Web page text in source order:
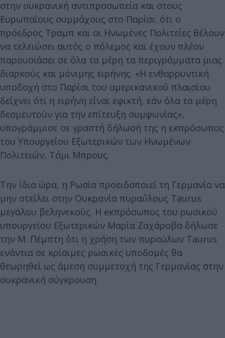
στην ουκρανική αντιπροσωπεία και στους
Ευρωπαίους συμμάχους στο Παρίσι: ότι ο
πρόεδρος Τραμπ και οι Ηνωμένες Πολιτείες θέλουν
να τελειώσει αυτός ο πόλεμος και έχουν πλέον
παρουσιάσει σε όλα τα μέρη τα περιγράμματα μιας
διαρκούς και μόνιμης ειρήνης. «Η ενθαρρυντική
υποδοχή στο Παρίσι του αμερικανικού πλαισίου
δείχνει ότι η ειρήνη είναι εφικτή, εάν όλα τα μέρη
δεσμευτούν για την επίτευξη συμφωνίας»,
υπογράμμισε σε γραπτή δήλωσή της η εκπρόσωπος
του Υπουργείου Εξωτερικών των Ηνωμένων
Πολιτειών, Τάμι Μπρους.
Την ίδια ώρα, η Ρωσία προειδοποιεί τη Γερμανία να
μην στείλει στην Ουκρανία πυραύλους Taurus
μεγάλου βεληνεκούς. H eκπρόσωπος του ρωσικού
υπουργείου Εξωτερικών Μαρία Ζαχάροβα δήλωσε
την M. Πέμπτη ότι η χρήση των πυραύλων Taurus
ενάντια σε κρίσιμες ρωσικές υποδομές θα
θεωρηθεί ως άμεση συμμετοχή της Γερμανίας στην
ουκρανική σύγκρουση.